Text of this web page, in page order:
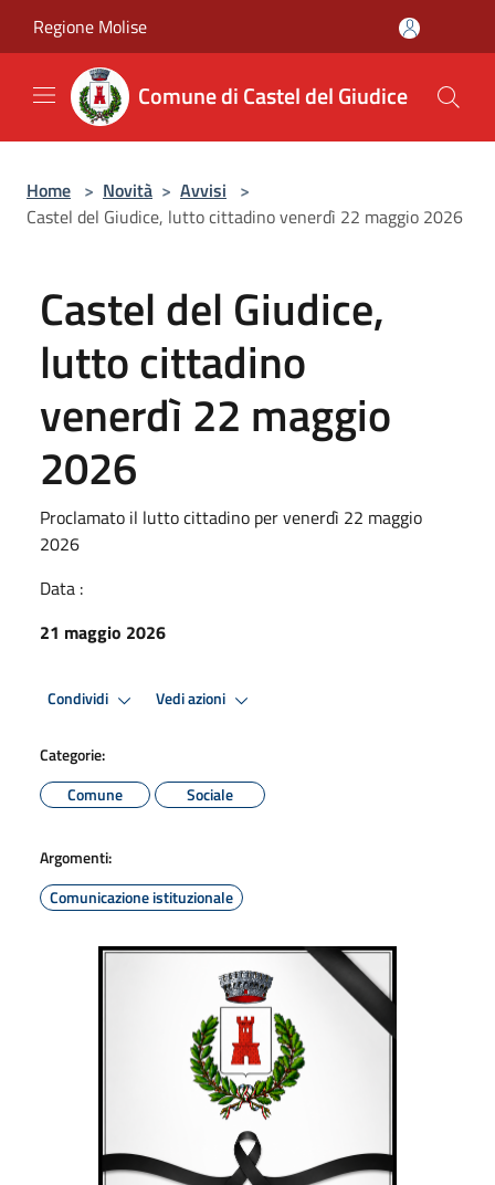
Regione Molise
Comune di Castel del Giudice
Home > Novità > Avvisi >
Castel del Giudice, lutto cittadino venerdì 22 maggio 2026
Castel del Giudice,
lutto cittadino
venerdì 22 maggio
2026
Proclamato il lutto cittadino per venerdì 22 maggio
2026
Data :
21 maggio 2026
Condividi Vedi azioni
Categorie:
Comune
Sociale
Argomenti:
Comunicazione istituzionale